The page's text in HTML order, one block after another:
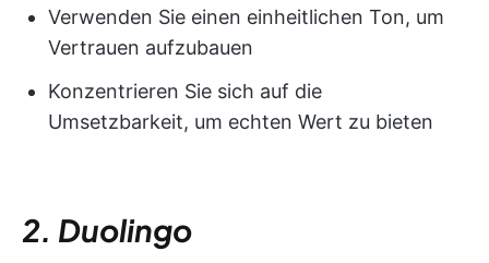
Verwenden Sie einen einheitlichen Ton, um
Vertrauen aufzubauen
Konzentrieren Sie sich auf die
Umsetzbarkeit, um echten Wert zu bieten
2. Duolingo